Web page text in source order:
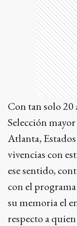
Con tan solo 20
Selección
Atlanta,
vivencias con
ese sentido,
con el
su memoria el
respecto a